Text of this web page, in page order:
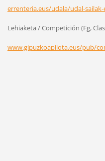
errenteria.eus/udala/udal-
Lehiaketa / Competición (Fg,
www.gipuzkoapilota.eus/pub/